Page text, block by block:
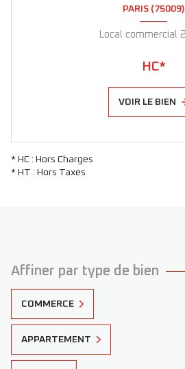
PARIS (75009)
HC*
VOIR LE BIEN
* HC : Hors Charges
* HT : Hors Taxes
Affiner par type de bien
COMMERCE
APPARTEMENT